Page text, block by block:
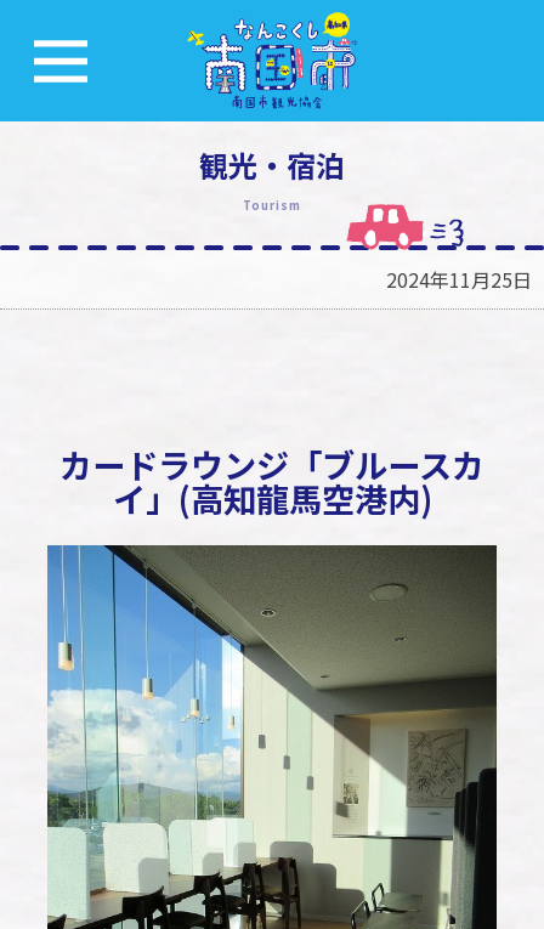
観光・宿泊
Tourism
2024年11月25日
カードラウンジ「ブルースカ
イ」(高知龍馬空港内)